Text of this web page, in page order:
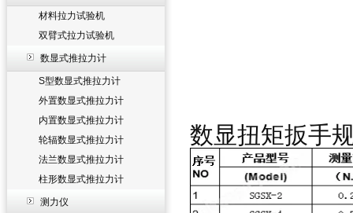
材料拉力试验机
双臂式拉力试验机
数显式推拉力计
S型数显式推拉力计
外置数显式推拉力计
内置数显式推拉力计
轮辐数显式推拉力计
法兰数显式推拉力计
柱形数显式推拉力计
测力仪
数显扭矩扳手